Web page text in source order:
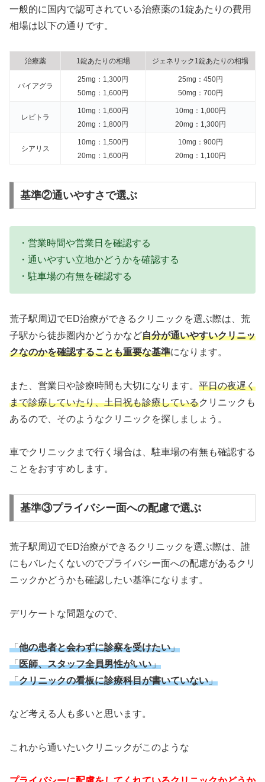
一般的に国内で認可されている治療薬の1錠あたりの費用
相場は以下の通りです。
治療薬 1錠あたりの相場 ジェネリック1錠あたりの相場
バイアグラ
25mg：1,300円
50mg：1,600円
25mg：450円
50mg：700円
レビトラ
10mg：1,600円
20mg：1,800円
10mg：1,000円
20mg：1,300円
シアリス
10mg：1,500円
20mg：1,600円
10mg：900円
20mg：1,100円
基準②通いやすさで選ぶ
・営業時間や営業日を確認する
・通いやすい立地かどうかを確認する
・駐車場の有無を確認する
荒子駅周辺でED治療ができるクリニックを選ぶ際は、荒
子駅から徒歩圏内かどうかなど自分が通いやすいクリニッ
クなのかを確認することも重要な基準になります。
また、営業日や診療時間も大切になります。 平日の夜遅く
まで診療していたり、土日祝も診療しているクリニックも
あるので、そのようなクリニックを探しましょう。
車でクリニックまで行く場合は、駐車場の有無も確認する
ことをおすすめします。
基準③プライバシー面への配慮で選ぶ
荒子駅周辺でED治療ができるクリニックを選ぶ際は、誰
にもバレたくないのでプライバシー面への配慮があるクリ
ニックかどうかも確認したい基準になります。
デリケートな問題なので、
「他の患者と会わずに診察を受けたい」
「医師、スタッフ全員男性がいい」
「クリニックの看板に診療科目が書いていない」
など考える人も多いと思います。
これから通いたいクリニックがこのような